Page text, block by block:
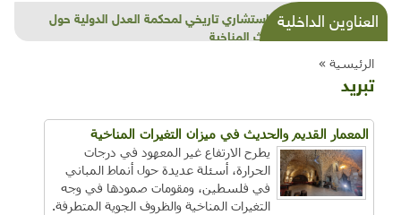
العناوين الداخليةشذرات بيئية وتنموية...بنية تحتية وحلويات قبيحة
وحاكورة ونوبل وزيتون و"سيباط"
الرئيسية »
تبريد
المعمار القديم والحديث في ميزان التغيرات المناخية
يطرح الارتفاع غير المعهود في درجات
الحرارة، أسئلة عديدة حول أنماط المباني
في فلسطين، ومقومات صمودها في وجه
التغيرات المناخية والظروف الجوية المتطرفة.